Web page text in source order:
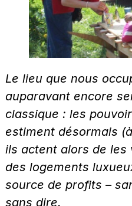
Le lieu que nous
auparavant encore
classique : les
estiment désormais
ils actent alors de les
des logements
source de profits –
sans dire.